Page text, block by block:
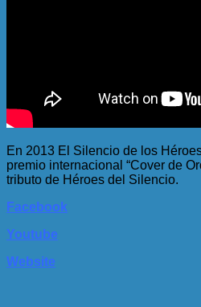
En 2013 El Silencio de los
premio internacional “Cover de
tributo de Héroes del Silencio.
Facebook
Youtube
Website